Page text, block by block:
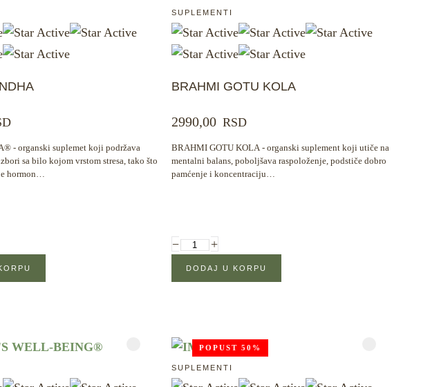
- organski suplemet koji podržava
sa bilo kojom vrstom stresa, tako što
hormon…
SUPLEMENTI
BRAHMI GOTU KOLA
2990,00 RSD
BRAHMI GOTU KOLA - organski suplement koji utiče na
mentalni balans, poboljšava raspoloženje, podstiče dobro
pamćenje i koncentraciju…
− +
POPUST 50%
SUPLEMENTI